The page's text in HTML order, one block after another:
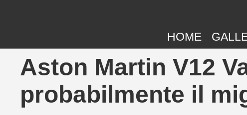
HOME
Aston Martin V12
probabilmente il